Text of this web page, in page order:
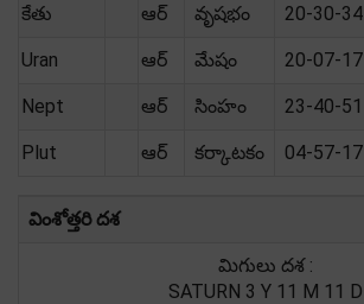
కేతు ఆర్ వృషభం 20-30-34
Uran ఆర్ మేషం 20-07-17
Nept ఆర్ సింహం 23-40-51
Plut ఆర్ కర్కాటకం 04-57-17
వింశోత్తరి దశ
మిగులు దశ :
SATURN 3 Y 11 M 11 D